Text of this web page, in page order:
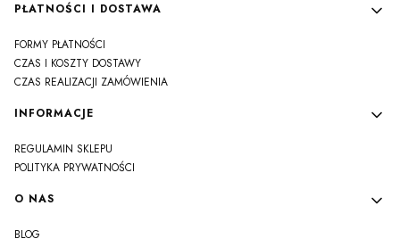
PŁATNOŚCI I DOSTAWA
FORMY PŁATNOŚCI
CZAS I KOSZTY DOSTAWY
CZAS REALIZACJI ZAMÓWIENIA
INFORMACJE
REGULAMIN SKLEPU
POLITYKA PRYWATNOŚCI
O NAS
BLOG